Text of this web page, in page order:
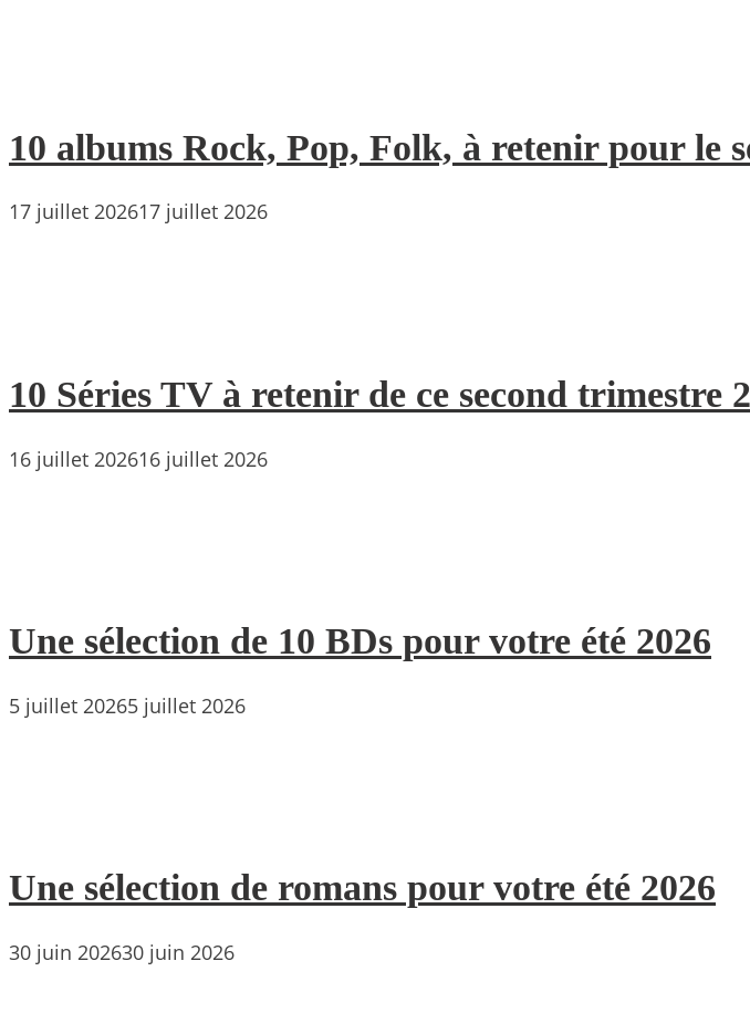
10 albums Rock, Pop, Folk, à retenir pour le
17 juillet 202617 juillet 2026
10 Séries TV à retenir de ce second trimestre
16 juillet 202616 juillet 2026
Une sélection de 10 BDs pour votre été 2026
5 juillet 20265 juillet 2026
Une sélection de romans pour votre été 2026
30 juin 202630 juin 2026